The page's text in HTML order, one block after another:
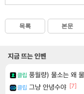
목록 본문
지금 뜨는 인벤
클립 풍월량) 물소는 왜
클립 그냥 안녕수야 [7]